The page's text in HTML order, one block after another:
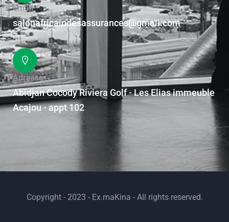
Email
salonafricaindesassurances@gmail.com
Adresse
Abidjan Cocody Riviera Golf - Les Elias immeuble
Acajou - appt 102
Copyright - 2023 - Ex.maKina - All rights reserved.